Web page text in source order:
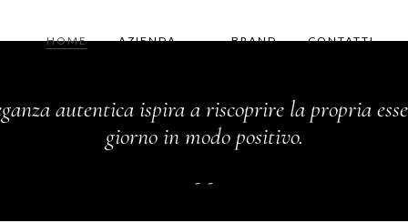
HOME AZIENDA BRAND CONTATTI
autentica ispira a riscoprire la propria
giorno in modo positivo.